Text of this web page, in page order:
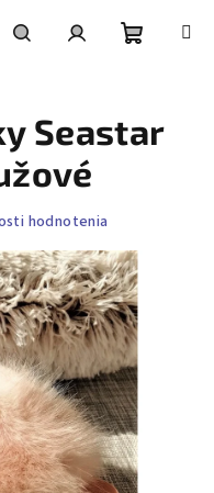
košík
Seastar
hodnotenia